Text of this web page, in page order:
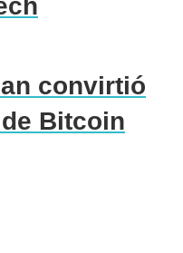
convirtió
Bitcoin